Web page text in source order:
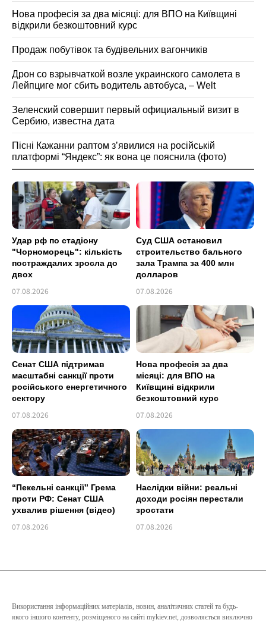
Удар рф по стадіону
"Чорноморець": кількість
постраждалих зросла до
двох
07.08.2026
Суд США остановил
строительство бального
зала Трампа за 400 млн
долларов
07.08.2026
Сенат США підтримав
масштабні санкції проти
російського енергетичного
сектору
07.08.2026
Нова професія за два
місяці: для ВПО на
Київщині відкрили
безкоштовний курс
07.08.2026
“Пекельні санкції” Грема
проти РФ: Сенат США
ухвалив рішення (відео)
07.08.2026
Наслідки війни: реальні
доходи росіян перестали
зростати
07.08.2026
Нова професія за два місяці: для ВПО на Київщині
відкрили безкоштовний курс
Продаж побутівок та будівельних вагончиків
Дрон со взрывчаткой возле украинского самолета в
Лейпциге мог сбить водитель автобуса, – Welt
Зеленский совершит первый официальный визит в
Сербию, известна дата
Пісні Кажанни раптом зʼявилися на російській
платформі “Яндекс”: як вона це пояснила (фото)
Використання інформаційних матеріалів, новин, аналітичних статей та будь-
якого іншого контенту, розміщеного на сайті mykiev.net, дозволяється виключно